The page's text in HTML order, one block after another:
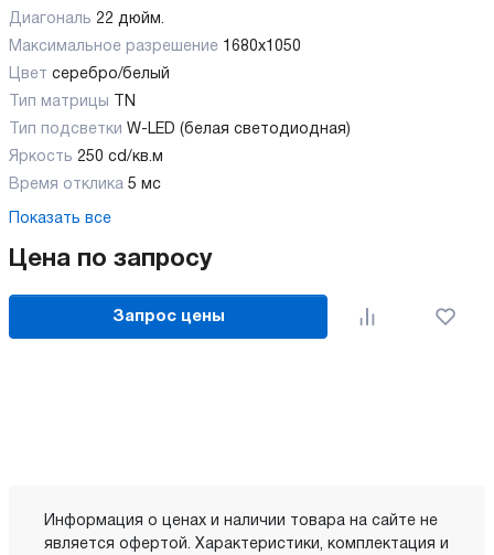
Диагональ 22 дюйм.
Максимальное разрешение 1680x1050
Цвет серебро/белый
Тип матрицы
TN
Тип подсветки W-LED (белая светодиодная)
Яркость 250 cd/кв.м
Время отклика 5 мс
Показать все
Цена по запросу
Запрос цены
Информация о ценах и наличии товара на сайте не
является офертой. Характеристики, комплектация и